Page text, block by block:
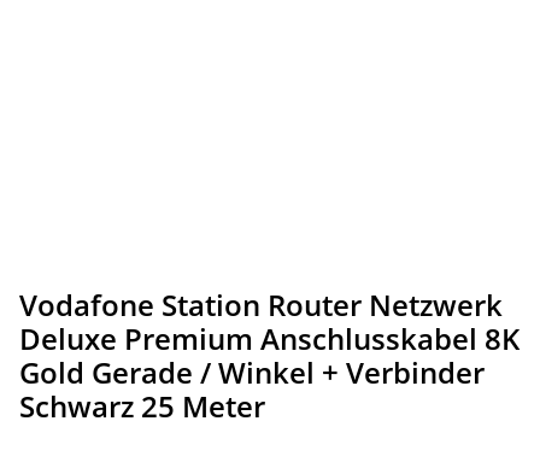
Vodafone Station Router Netzwerk
Deluxe Premium Anschlusskabel 8K
Gold Gerade / Winkel + Verbinder
Schwarz 25 Meter